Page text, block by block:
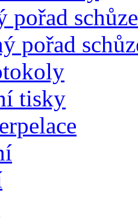
pořad schůze
pořad
tisky